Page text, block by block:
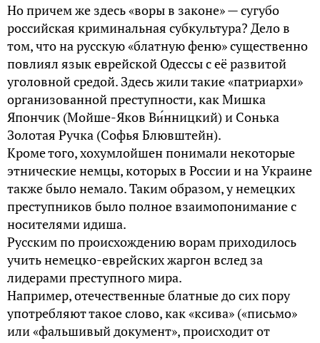
Но причем же здесь «воры в законе» — сугубо
российская криминальная субкультура? Дело в
том, что на русскую «блатную феню» существенно
повлиял язык еврейской Одессы с её развитой
уголовной средой. Здесь жили такие «патриархи»
организованной преступности, как Мишка
Япончик (Мойше-Яков Ви́нницкий) и Сонька
Золотая Ручка (Софья Блювштейн).
Кроме того, хохумлойшен понимали некоторые
этнические немцы, которых в России и на Украине
также было немало. Таким образом, у немецких
преступников было полное взаимопонимание с
носителями идиша.
Русским по происхождению ворам приходилось
учить немецко-еврейских жаргон вслед за
лидерами преступного мира.
Например, отечественные блатные до сих пору
употребляют такое слово, как «ксива» («письмо»
или «фальшивый документ», происходит от